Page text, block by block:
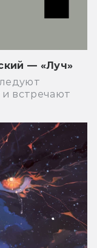
— «Луч»
встречают